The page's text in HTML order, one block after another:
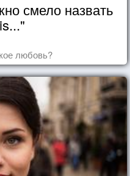
смело назвать
любовь?